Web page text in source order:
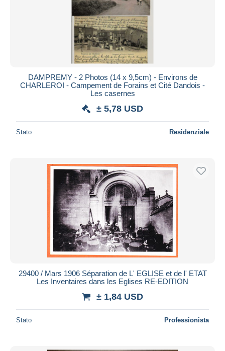
Etnica & Cultura
Casa d'aste
Tutte le durate
Chiude fra
Dalle USD
Metodi di pagamento
PayPal
Bonifico bancario
Visa
Mastercard
Bancontact
iDeal
Maestro
Residenza del venditore
Tutto il mondo
DAMPREMY - 2 Photos (14 x 9,5cm) - Environs de
CHARLEROI - Campement de Forains et Cité Dandois -
Les casernes
± 5,78 USD
Stato Residenziale
29400 / Mars 1906 Séparation de L' EGLISE et de l' ETAT
Les Inventaires dans les Eglises RE-EDITION
± 1,84 USD
Stato Professionista